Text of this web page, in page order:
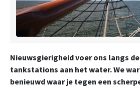
Nieuwsgierigheid voer ons langs
tankstations aan het water. We
benieuwd waar je tegen een